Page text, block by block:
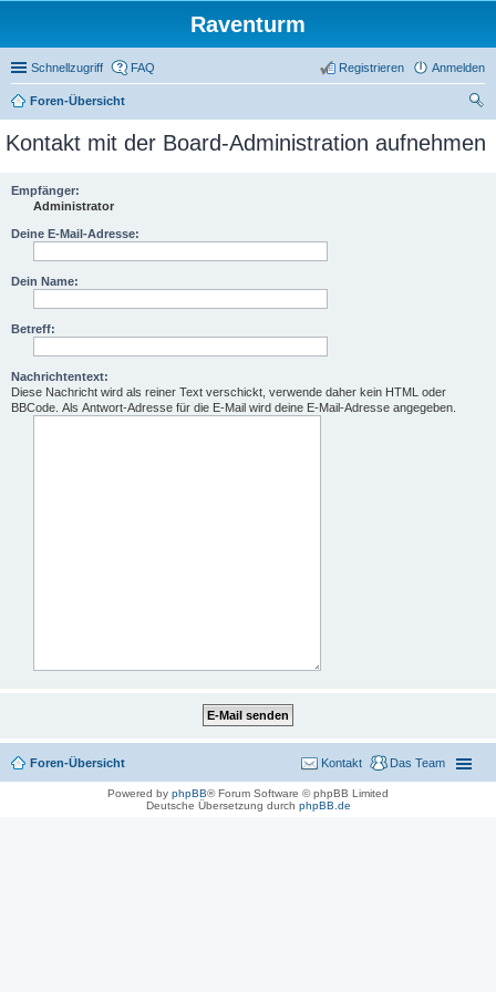
Raventurm
Schnellzugriff FAQ Anmelden
Registrieren
Foren-Übersicht
he
Kontakt mit der Board-Administration aufnehmen
Empfänger:
Administrator
Deine E-Mail-Adresse:
Dein Name:
Betreff:
Nachrichtentext:
Diese Nachricht wird als reiner Text verschickt, verwende daher kein HTML oder
BBCode. Als Antwort-Adresse für die E-Mail wird deine E-Mail-Adresse angegeben.
Foren-Übersicht Das Team
Kontakt
Powered by phpBB® Forum Software © phpBB Limited
Deutsche Übersetzung durch phpBB.de